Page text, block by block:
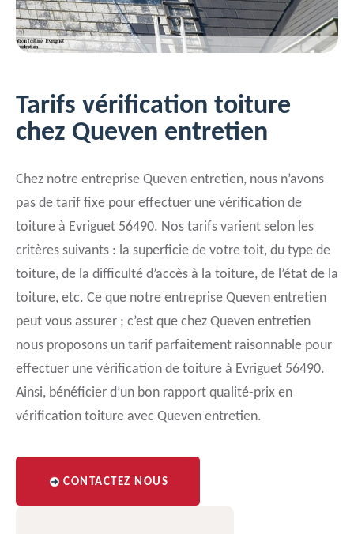
Tarifs vérification toiture
chez Queven entretien
Chez notre entreprise Queven entretien, nous n’avons
pas de tarif fixe pour effectuer une vérification de
toiture à Evriguet 56490. Nos tarifs varient selon les
critères suivants : la superficie de votre toit, du type de
toiture, de la difficulté d’accès à la toiture, de l’état de la
toiture, etc. Ce que notre entreprise Queven entretien
peut vous assurer ; c’est que chez Queven entretien
nous proposons un tarif parfaitement raisonnable pour
effectuer une vérification de toiture à Evriguet 56490.
Ainsi, bénéficier d’un bon rapport qualité-prix en
vérification toiture avec Queven entretien.
CONTACTEZ NOUS